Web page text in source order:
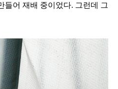
들어 재배 중이었다. 그런데 그